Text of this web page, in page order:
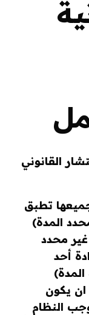
القانوني
وجميعها تطبق
المدة)
غير محدد
أحد
)
ان يكون
النظام